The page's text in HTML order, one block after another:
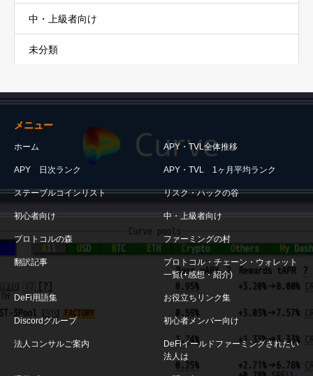
中・上級者向け
未分類
メニュー
ホーム APY・TVL全体推移
APY 日次ランク APY・TVL 1ヶ月平均ランク
ステーブルコインリスト リスク・ハックの谷
初心者向け 中・上級者向け
プロトコルの森 ファーミングの村
翻訳記事
プロトコル・チェーン・ウォレット
一覧(+感想・紹介)
DeFi用語集 お役立ちリンク集
Discordグループ 初心者メンバー向け
法人コンサルご案内
DeFiイールドファーミングされたい
法人は